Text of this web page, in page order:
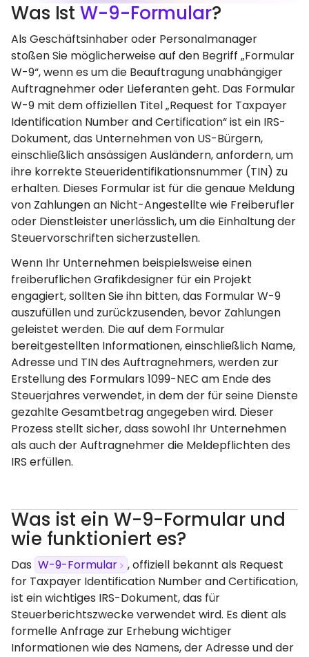
Was IstW-9-Formular?
Als Geschäftsinhaber oder Personalmanager
stoßen Sie möglicherweise auf den Begriff „Formular
W-9“, wenn es um die Beauftragung unabhängiger
Auftragnehmer oder Lieferanten geht. Das Formular
W-9 mit dem offiziellen Titel „Request for Taxpayer
Identification Number and Certification“ ist ein IRS-
Dokument, das Unternehmen von US-Bürgern,
einschließlich ansässigen Ausländern, anfordern, um
ihre korrekte Steueridentifikationsnummer (TIN) zu
erhalten. Dieses Formular ist für die genaue Meldung
von Zahlungen an Nicht-Angestellte wie Freiberufler
oder Dienstleister unerlässlich, um die Einhaltung der
Steuervorschriften sicherzustellen.
Wenn Ihr Unternehmen beispielsweise einen
freiberuflichen Grafikdesigner für ein Projekt
engagiert, sollten Sie ihn bitten, das Formular W-9
auszufüllen und zurückzusenden, bevor Zahlungen
geleistet werden. Die auf dem Formular
bereitgestellten Informationen, einschließlich Name,
Adresse und TIN des Auftragnehmers, werden zur
Erstellung des Formulars 1099-NEC am Ende des
Steuerjahres verwendet, in dem der für seine Dienste
gezahlte Gesamtbetrag angegeben wird. Dieser
Prozess stellt sicher, dass sowohl Ihr Unternehmen
als auch der Auftragnehmer die Meldepflichten des
IRS erfüllen.
Was ist ein W-9-Formular und
wie funktioniert es?
Das W-9-Formular
, offiziell bekannt als Request
for Taxpayer Identification Number and Certification,
ist ein wichtiges IRS-Dokument, das für
Steuerberichtszwecke verwendet wird. Es dient als
formelle Anfrage zur Erhebung wichtiger
Informationen wie des Namens, der Adresse und der